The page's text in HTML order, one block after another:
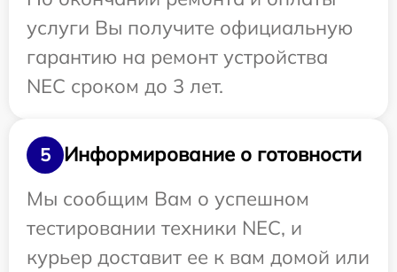
услуги Вы получите официальную
гарантию на ремонт устройства
NEC сроком до 3 лет.
5
Информирование о готовности
Мы сообщим Вам о успешном
тестировании техники NEC, и
курьер доставит ее к вам домой или